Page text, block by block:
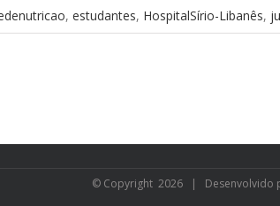
, estudantes, HospitalSírio-Libanês,
© Copyright 2026 | Desenvolvido